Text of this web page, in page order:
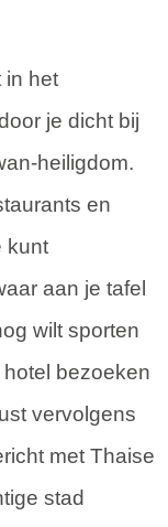
in het
je dicht bij
heiligdom.
en
kunt
aan je tafel
wilt sporten
bezoeken
vervolgens
met Thaise
stad